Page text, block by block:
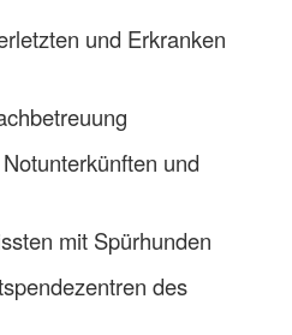
und Erkranken
und
mit Spürhunden
des